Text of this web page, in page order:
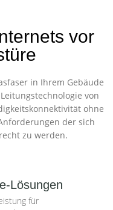
vor
in Ihrem Gebäude
von
ohne
der sich
zu werden.
Lösungen
für